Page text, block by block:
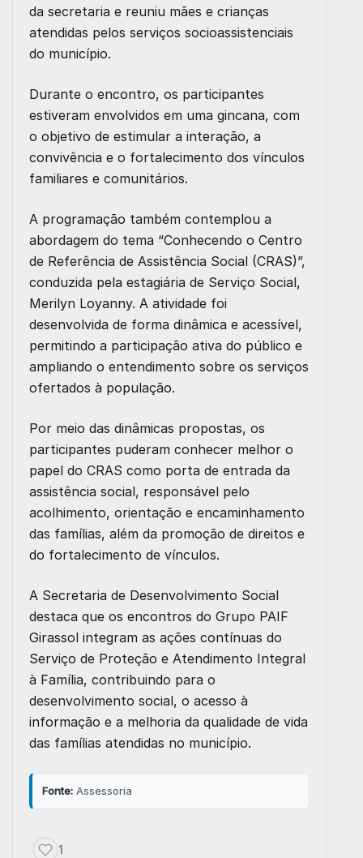
da secretaria e reuniu mães e crianças
atendidas pelos serviços socioassistenciais
do município.
Durante o encontro, os participantes
estiveram envolvidos em uma gincana, com
o objetivo de estimular a interação, a
convivência e o fortalecimento dos vínculos
familiares e comunitários.
A programação também contemplou a
abordagem do tema “Conhecendo o Centro
de Referência de Assistência Social (CRAS)”,
conduzida pela estagiária de Serviço Social,
Merilyn Loyanny. A atividade foi
desenvolvida de forma dinâmica e acessível,
permitindo a participação ativa do público e
ampliando o entendimento sobre os serviços
ofertados à população.
Por meio das dinâmicas propostas, os
participantes puderam conhecer melhor o
papel do CRAS como porta de entrada da
assistência social, responsável pelo
acolhimento, orientação e encaminhamento
das famílias, além da promoção de direitos e
do fortalecimento de vínculos.
A Secretaria de Desenvolvimento Social
destaca que os encontros do Grupo PAIF
Girassol integram as ações contínuas do
Serviço de Proteção e Atendimento Integral
à Família, contribuindo para o
desenvolvimento social, o acesso à
informação e a melhoria da qualidade de vida
das famílias atendidas no município.
Fonte: Assessoria
1